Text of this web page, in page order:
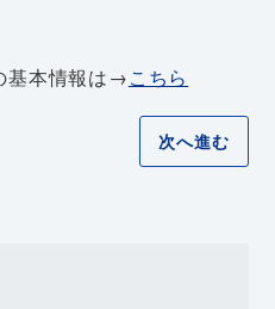
基本情報は→こちら
次へ進む